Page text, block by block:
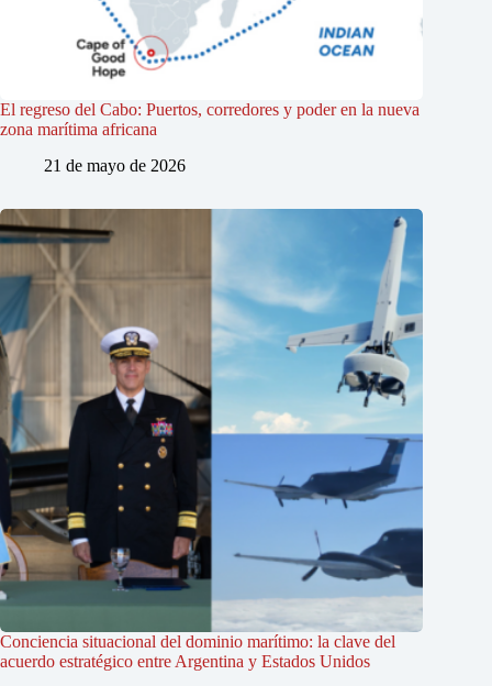
El regreso del Cabo: Puertos, corredores y poder en la nueva
zona marítima africana
21 de mayo de 2026
Conciencia situacional del dominio marítimo: la clave del
acuerdo estratégico entre Argentina y Estados Unidos